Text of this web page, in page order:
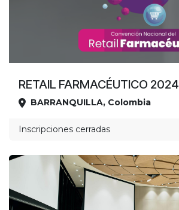
RETAIL FARMACÉUTICO 2024
Ubicación
BARRANQUILLA, Colombia
Inscripciones cerradas